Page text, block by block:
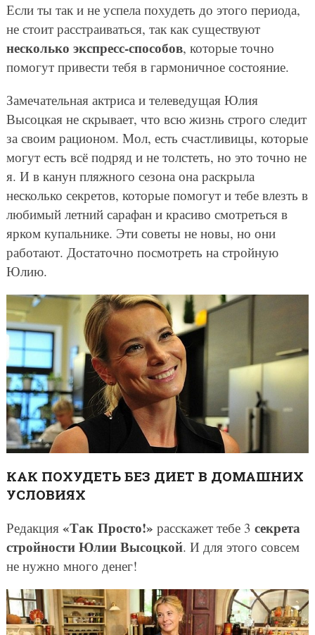
Если ты так и не успела похудеть до этого периода,
не стоит расстраиваться, так как существуют
несколько экспресс-способов, которые точно
помогут привести тебя в гармоничное состояние.
Замечательная актриса и телеведущая Юлия
Высоцкая не скрывает, что всю жизнь строго следит
за своим рационом. Мол, есть счастливицы, которые
могут есть всё подряд и не толстеть, но это точно не
я. И в канун пляжного сезона она раскрыла
несколько секретов, которые помогут и тебе влезть в
любимый летний сарафан и красиво смотреться в
ярком купальнике. Эти советы не новы, но они
работают. Достаточно посмотреть на стройную
Юлию.
КАК ПОХУДЕТЬ БЕЗ ДИЕТ В ДОМАШНИХ
УСЛОВИЯХ
Редакция «Так Просто!» расскажет тебе 3 секрета
стройности Юлии Высоцкой. И для этого совсем
не нужно много денег!